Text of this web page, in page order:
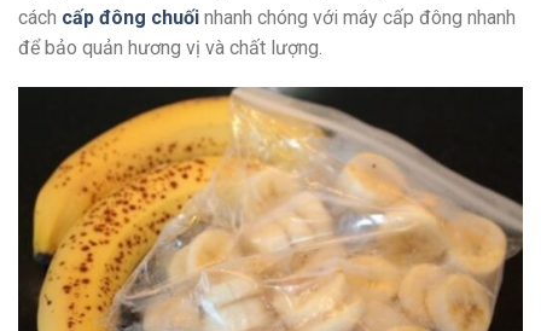
cách cấp đông chuối nhanh chóng với máy cấp đông nhanh
để bảo quản hương vị và chất lượng.